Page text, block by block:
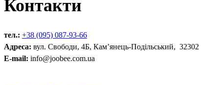
Контакти
тел.: +38 (095) 087-93-66
Адреса: вул. Свободи, 4Б, Кам’янець-Подільський, 32302
E-mail: info@joobee.com.ua